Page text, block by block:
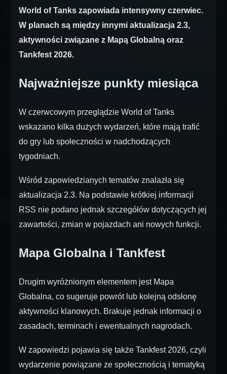
World of Tanks zapowiada intensywny czerwiec.
W planach są między innymi aktualizacja 2.3,
aktywności związane z Mapą Globalną oraz
Tankfest 2026.
Najważniejsze punkty miesiąca
W czerwcowym przeglądzie World of Tanks
wskazano kilka dużych wydarzeń, które mają trafić
do gry lub społeczności w nadchodzących
tygodniach.
Wśród zapowiedzianych tematów znalazła się
aktualizacja 2.3. Na podstawie krótkiej informacji
RSS nie podano jednak szczegółów dotyczących jej
zawartości, zmian w pojazdach ani nowych funkcji.
Mapa Globalna i Tankfest
Drugim wyróżnionym elementem jest Mapa
Globalna, co sugeruje powrót lub kolejną odsłonę
aktywności klanowych. Brakuje jednak informacji o
zasadach, terminach i ewentualnych nagrodach.
W zapowiedzi pojawia się także Tankfest 2026, czyli
wydarzenie powiązane ze społecznością i tematyką